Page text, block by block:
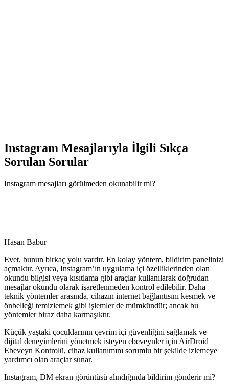
Instagram Mesajlarıyla İlgili Sıkça
Sorulan Sorular
Instagram mesajları görülmeden okunabilir mi?
Hasan Babur
Evet, bunun birkaç yolu vardır. En kolay yöntem, bildirim panelinizi
açmaktır. Ayrıca, Instagram’ın uygulama içi özelliklerinden olan
okundu bilgisi veya kısıtlama gibi araçlar kullanılarak doğrudan
mesajlar okundu olarak işaretlenmeden kontrol edilebilir. Daha
teknik yöntemler arasında, cihazın internet bağlantısını kesmek ve
önbelleği temizlemek gibi işlemler de mümkündür; ancak bu
yöntemler biraz daha karmaşıktır.
Küçük yaştaki çocuklarının çevrim içi güvenliğini sağlamak ve
dijital deneyimlerini yönetmek isteyen ebeveynler için AirDroid
Ebeveyn Kontrolü, cihaz kullanımını sorumlu bir şekilde izlemeye
yardımcı olan araçlar sunar.
Instagram, DM ekran görüntüsü alındığında bildirim gönderir mi?